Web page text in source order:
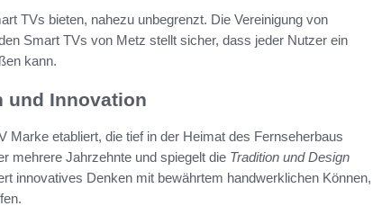
TVs bieten, nahezu unbegrenzt. Die Vereinigung von
Smart TVs von Metz stellt sicher, dass jeder Nutzer ein
kann.
und Innovation
etabliert, die tief in der Heimat des Fernseherbaus
mehrere Jahrzehnte und spiegelt die Tradition und Design
innovatives Denken mit bewährtem handwerklichen Können,